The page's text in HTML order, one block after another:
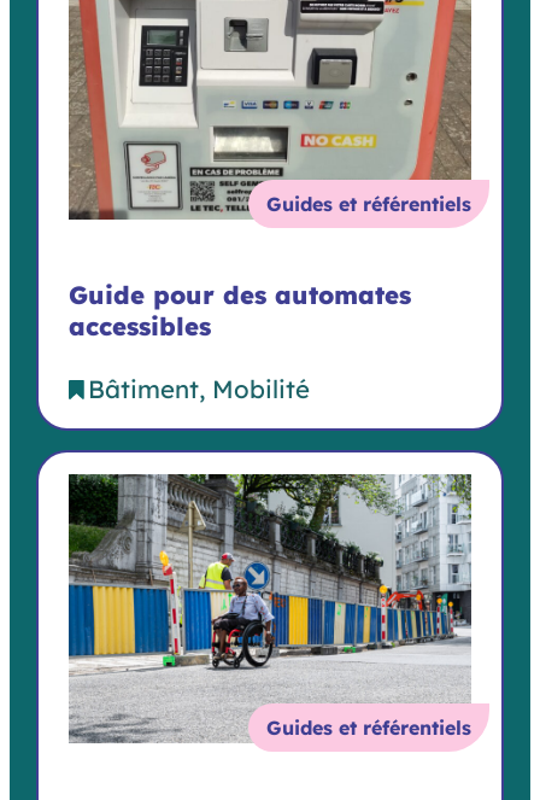
Guides et référentiels
Guide pour des automates
accessibles
Bâtiment Mobilité
Guides et référentiels